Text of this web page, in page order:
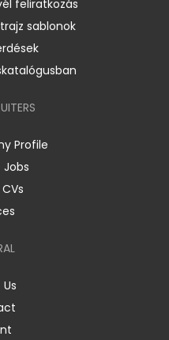
feliratkozás
sablonok
Profile